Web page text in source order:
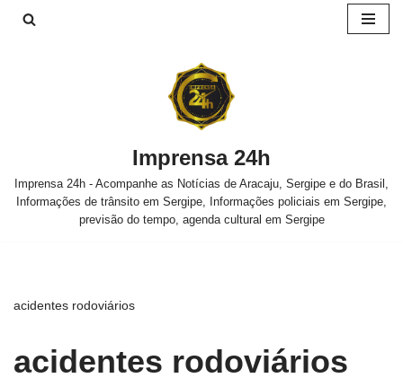
Imprensa 24h
Imprensa 24h - Acompanhe as Notícias de Aracaju, Sergipe e do Brasil,
Informações de trânsito em Sergipe, Informações policiais em Sergipe,
previsão do tempo, agenda cultural em Sergipe
acidentes rodoviários
acidentes rodoviários